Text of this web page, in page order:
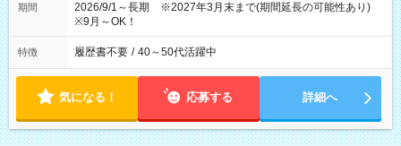
期間
2026/9/1～長期 ※2027年3月末まで(期間延長の可能性あり)
※9月～OK！
特徴 履歴書不要 / 40～50代活躍中
気になる！ 応募する 詳細へ